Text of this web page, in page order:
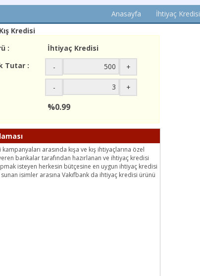
Anasayfa İhtiyaç Kredisi
Kredisi
:
İhtiyaç Kredisi
Tutar :
-
+
-
+
%0.99
arasında kışa ve kış ihtiyaçlarına özel
bankalar tarafından hazırlanan ve ihtiyaç kredisi
isteyen herkesin bütçesine en uygun ihtiyaç kredisi
isimler arasına Vakıfbank da ihtiyaç kredisi ürünü